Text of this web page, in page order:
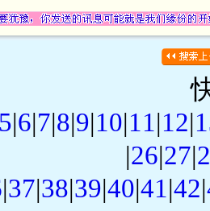
5|6|7|8|9|10|11|12|
|26|27|
|37|38|39|40|41|42|